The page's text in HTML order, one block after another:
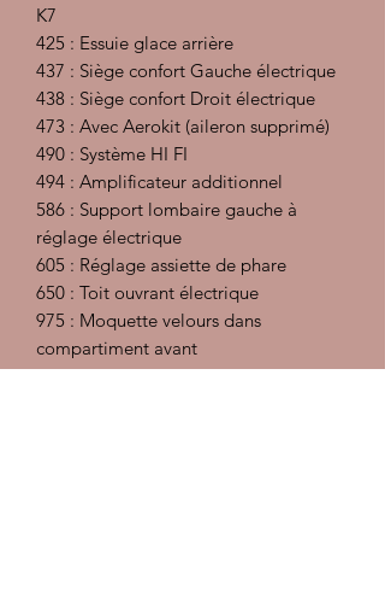
K7
425 : Essuie glace arrière
437 : Siège confort Gauche électrique
438 : Siège confort Droit électrique
473 : Avec Aerokit (aileron supprimé)
490 : Système HI FI
494 : Amplificateur additionnel
586 : Support lombaire gauche à
réglage électrique
605 : Réglage assiette de phare
650 : Toit ouvrant électrique
975 : Moquette velours dans
compartiment avant
980 : Sièges en cuir souple